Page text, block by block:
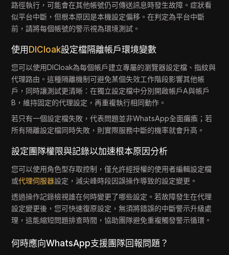
路徑執行，可能會在其他帳號仍可傳送訊息時發生故障。症狀看
似平台中斷，但根本原因是本機設定偏移。在判定為平台中斷
前，請將每個帳號的警示視為環境測試。
使用 DICloak設定檔隔離帳戶環境變數
您可以使用DICloak為每個帳戶建立專屬的瀏覽器設定檔、指紋與
代理路由。這種隔離機制可避免某個失效工作階段影響其他帳
戶，同時讓測試更清晰：在獨立設定檔中分別開啟帳戶A與帳戶
B，維持固定的代理設定，再重複執行相同動作。
若只有一個設定檔失敗，代表問題並非WhatsApp全面癱瘓；若
所有隔離設定檔同時失敗，則實際服務中斷的機率就會升高。
設定團隊權限與記錄以加速根本原因分析
您可以使用角色型存取控制，僅允許經授權的使用者編輯設定檔
或代理伺服器設定，減尖峰時段因誤操作導致的設定變更。
透過操作記錄檢視誰在何時變更了哪些設定。若故障發生在代理
設定變更後，您可快速復原設定，無須將錯誤的中斷警示升級處
理，這能縮短問題排查時間，協助團隊避免重複觸發警示循環。
何時應向WhatsApp支援團隊回報問題？